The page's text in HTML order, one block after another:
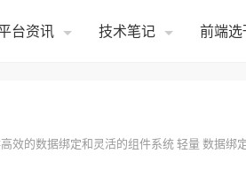
台资讯 技术笔记 前端选
效的数据绑定和灵活的组件系统 轻量 数据绑